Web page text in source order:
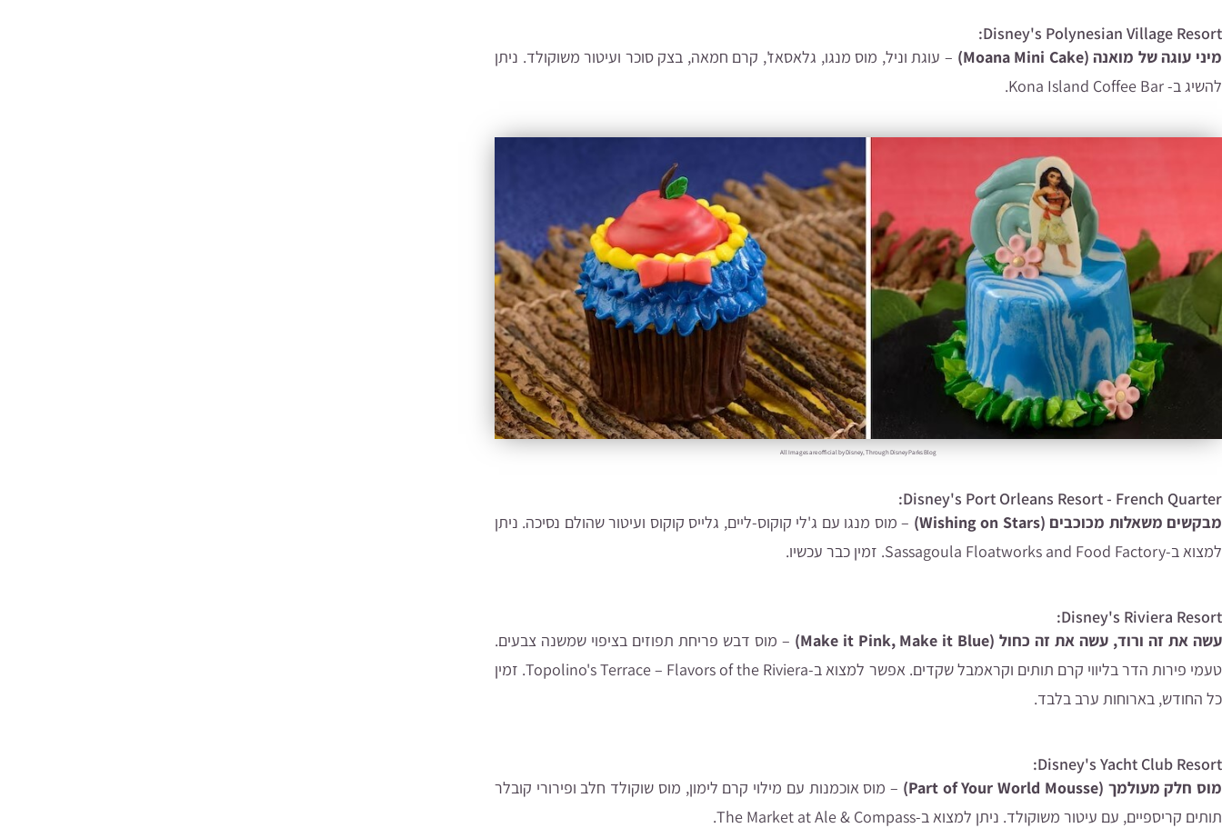
Disney's Polynesian Village Resort:
מיני עוגה של מואנה (Moana Mini Cake)
– עוגת וניל, מוס מנגו, גלאסאז', קרם חמאה, בצק סוכר ועיטור משוקולד. ניתן
להשיג ב- Kona Island Coffee Bar.
All Images are official by Disney, Through Disney Parks Blog
Disney's Port Orleans Resort - French Quarter:
מבקשים משאלות מכוכבים (Wishing on Stars)
– מוס מנגו עם ג'לי קוקוס-ליים, גלייס קוקוס ועיטור שהולם נסיכה. ניתן
למצוא ב-Sassagoula Floatworks and Food Factory
. זמין כבר עכשיו.
Disney's Riviera Resort:
עשה את זה ורוד, עשה את זה כחול (Make it Pink, Make it Blue)
– מוס דבש פריחת תפוזים בציפוי שמשנה צבעים.
טעמי פירות הדר בליווי קרם תותים וקראמבל שקדים. אפשר למצוא ב-Topolino's Terrace – Flavors of the Riviera. זמין
כל החודש, בארוחות ערב בלבד.
Disney's Yacht Club Resort:
מוס חלק מעולמך (Part of Your World Mousse)
– מוס אוכמנות עם מילוי קרם לימון, מוס שוקולד חלב ופירורי קובלר
תותים קריספיים, עם עיטור משוקולד. ניתן למצוא ב-The Market at Ale & Compass.